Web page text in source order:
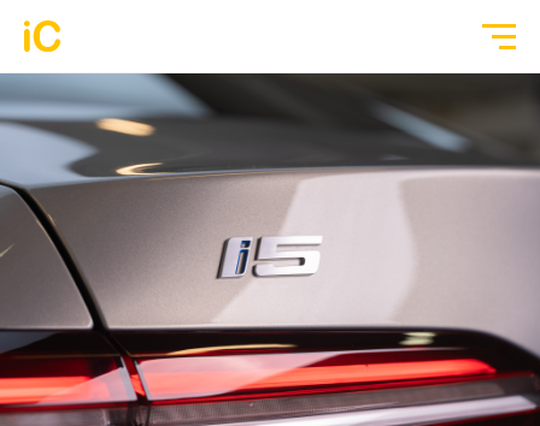
鍍膜塗層
GYEON 傳統鍍膜塗層
ULGO® Black Infinity™ 自修復鍍膜
PPF 車漆保護膜
透明 GYEON® PPF
轉色 OM® Individual Color PPF
全部作品
透明 PPF
轉色 Color PPF
鍍膜 Coating